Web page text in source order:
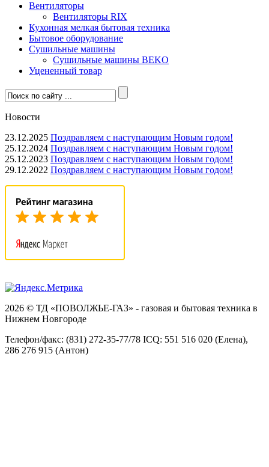
Вентиляторы
Вентиляторы RIX
Кухонная мелкая бытовая техника
Бытовое оборудование
Сушильные машины
Сушильные машины BEKO
Уцененный товар
Новости
23.12.2025 Поздравляем с наступающим Новым годом!
25.12.2024 Поздравляем с наступающим Новым годом!
25.12.2023 Поздравляем с наступающим Новым годом!
29.12.2022 Поздравляем с наступающим Новым годом!
2026 © ТД «ПОВОЛЖЬЕ-ГАЗ» - газовая и бытовая техника в
Нижнем Новгороде
Телефон/факс: (831) 272-35-77/78 ICQ: 551 516 020 (Елена),
286 276 915 (Антон)